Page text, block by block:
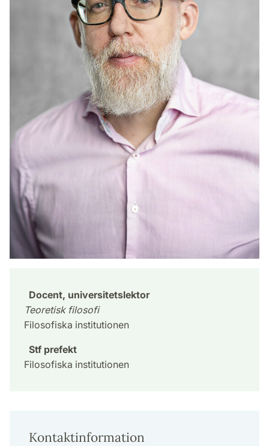
Docent, universitetslektor
Teoretisk filosofi
Filosofiska institutionen
Stf prefekt
Filosofiska institutionen
Kontaktinformation